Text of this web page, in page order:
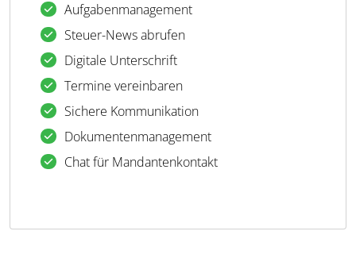
Aufgabenmanagement
Steuer-News abrufen
Digitale Unterschrift
Termine vereinbaren
Sichere Kommunikation
Dokumentenmanagement
Chat für Mandantenkontakt